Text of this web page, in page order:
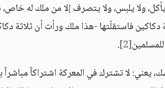
ولا يلبس، ولا يتصرف إلا من ملك له
دكاكين فاستقلّتها -هذا ملك ورأت أن ثلاثة
[2]
.
يعني: لا تشترك في المعركة اشتراكاً